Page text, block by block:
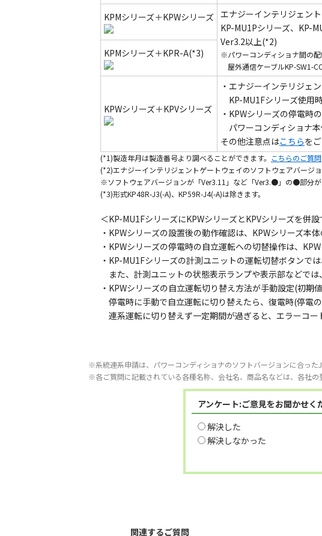
KPMシリーズ＋KPWシリーズ エナジーインテリジェン
KP-MU1Pシリーズ、KP-
Ver3.2以上(*2)
※パワーコンディショナ間の
屋外通信ケーブルKP-SW1-
KPMシリーズ＋KPR-A(*3)
KPWシリーズ＋KPVシリーズ
・エナジーインテリジェ
KP-MU1Fシリーズ使用
・KPWシリーズの停電時
パワーコンディショナ
その他注意点はこちらを
(*1)製造年月は製造番号より調べることができます。 こちらのご質問
(*2)エナジーインテリジェントゲートウェイのソフトウェアバージ
※ソフトウェアバージョンが「Ver3.11」など「Ver3.●」の●部分
(*3)形式KP48R-J3(-A)、KP59R-J4(-A)は除きます。
＜KP-MU1FシリーズにKPWシリーズとKPVシリーズを併
・KPWシリーズの設置後の動作確認は、KPWシリーズ本
・KPWシリーズの停電時の自立運転への切替操作は、
・KP-MU1Fシリーズの計測ユニットの運転切替ボタンで
また、計測ユニットの状態表示ランプや表示部などで
・KPWシリーズの自立運転切り替え方法が手動設定(初期値
停電時に手動で自立運転に切り替えたら、復電時(停電
連系運転に切り替えず一定期間が過ぎると、エラーコー
※系統連系申請は、パワーコンディショナのソフトバージョンに合った
※各ご質問に記載されている各種名称、会社名、商品名などは、各社の
アンケート:ご意見をお聞かせく
解決した
解決しなかった
関連するご質問